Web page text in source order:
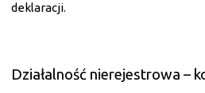
deklaracji.
Działalność nierejestrowa –